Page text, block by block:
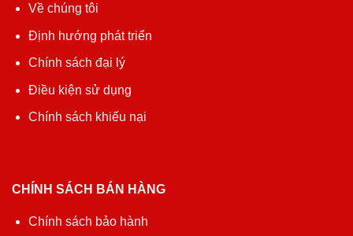
Về chúng tôi
Định hướng phát triển
Chính sách đại lý
Điều kiện sử dụng
Chính sách khiếu nại
CHÍNH SÁCH BÁN HÀNG
Chính sách bảo hành